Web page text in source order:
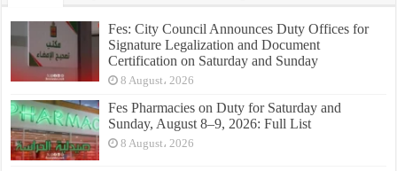
Fes: City Council Announces Duty Offices for
Signature Legalization and Document
Certification on Saturday and Sunday
8 August، 2026
Fes Pharmacies on Duty for Saturday and
Sunday, August 8–9, 2026: Full List
8 August، 2026